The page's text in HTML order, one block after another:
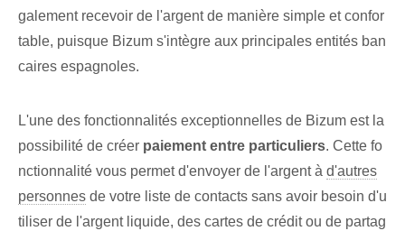
galement recevoir de l'argent de manière simple et confor
table, puisque Bizum s'intègre aux principales entités ban
caires espagnoles.
L'une des fonctionnalités exceptionnelles de Bizum est la
possibilité de créer paiement entre ‌particuliers.⁤ Cette fo
nctionnalité vous permet d'envoyer de l'argent à d'autres
personnes de votre liste de contacts sans avoir besoin d'u
tiliser de l'argent liquide, des cartes de crédit ou de partag